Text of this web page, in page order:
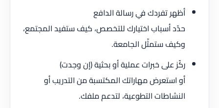
أظهر تفردك في رسالة الدافع
حدّد أسباب اختيارك للتخصص، كيف ستفيد المجتمع،
وكيف ستمثّل الجامعة.
ركّز على خبرات عملية أو بحثية (إن وجدت)
أو استعرض مهاراتك المكتسبة من التدريب أو
النشاطات التطوعية، لتدعم ملفك.